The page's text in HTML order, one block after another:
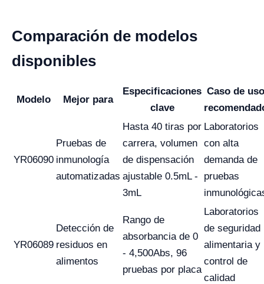
Comparación de modelos
disponibles
Modelo Mejor para
Especificaciones
clave
Caso de uso
YR06090
Pruebas de
inmunología
automatizadas
Hasta 40 tiras por
carrera, volumen
de dispensación
ajustable 0.5mL -
3mL
Laboratorios
con alta
demanda de
pruebas
YR06089
Detección de
residuos en
alimentos
Rango de
absorbancia de 0
- 4,500Abs, 96
pruebas por placa
Laboratorios
de seguridad
alimentaria y
control de
calidad